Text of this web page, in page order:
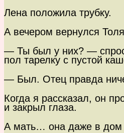
Лена положила трубку.
А вечером вернулся
— Ты был у них? —
пол тарелку с пустой
— Был. Отец правда
Когда я рассказал, он
и закрыл глаза.
А мать… она даже в дом